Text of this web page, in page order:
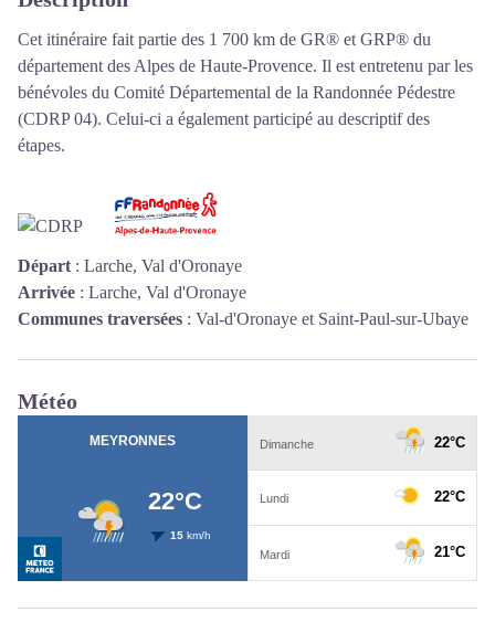
Cet itinéraire fait partie des 1 700 km de GR® et GRP® du
département des Alpes de Haute-Provence. Il est entretenu par les
bénévoles du Comité Départemental de la Randonnée Pédestre
(CDRP 04). Celui-ci a également participé au descriptif des
étapes.
Départ : Larche, Val d'Oronaye
Arrivée : Larche, Val d'Oronaye
Communes traversées : Val-d'Oronaye et Saint-Paul-sur-Ubaye
Météo